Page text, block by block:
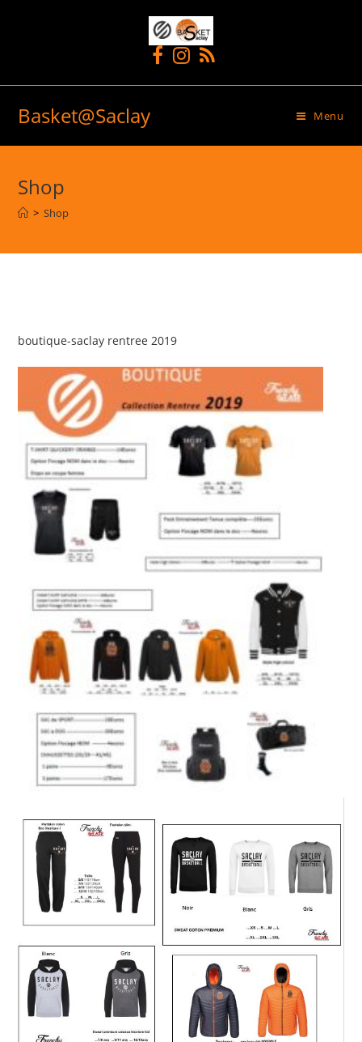
Basket@Saclay Menu
Shop
> Shop
boutique-saclay rentree 2019